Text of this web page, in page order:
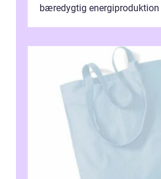
bæredygtig energiproduktion